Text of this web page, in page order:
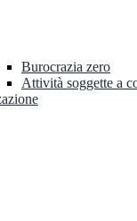
Burocrazia zero
Attività soggette a